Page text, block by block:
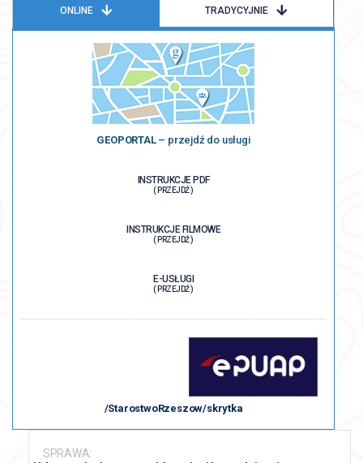
ONLINE TRADYCYJNIE
GEOPORTAL– przejdź do usługi
INSTRUKCJE PDF
( PRZEJDŹ )
INSTRUKCJE FILMOWE
( PRZEJDŹ )
E-USŁUGI
( PRZEJDŹ )
/StarostwoRzeszow/skrytka
SPRAWA: